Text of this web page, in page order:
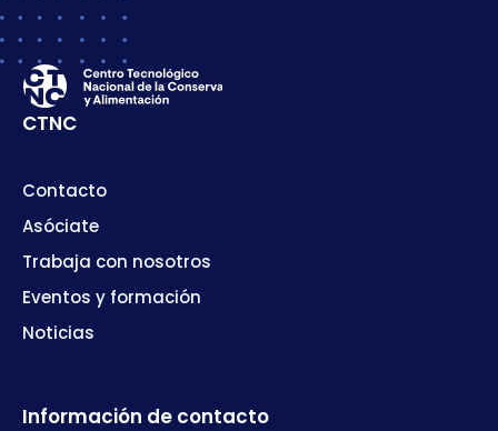
CTNC
Contacto
Asóciate
Trabaja con nosotros
Eventos y formación
Noticias
Información de contacto